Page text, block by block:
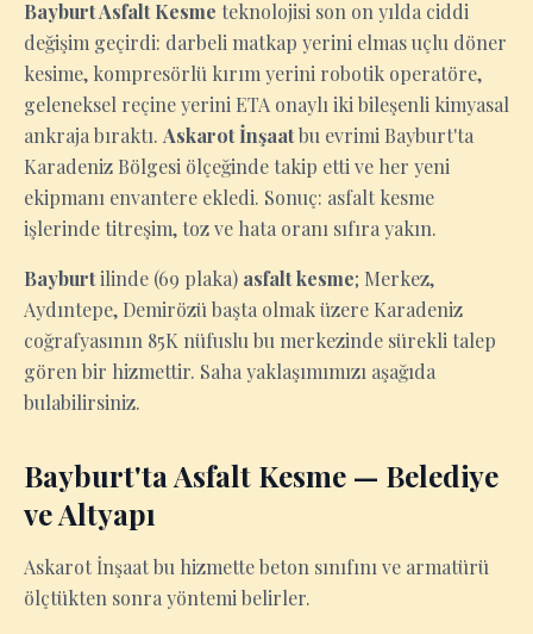
Bayburt Asfalt Kesme teknolojisi son on yılda ciddi
değişim geçirdi: darbeli matkap yerini elmas uçlu döner
kesime, kompresörlü kırım yerini robotik operatöre,
geleneksel reçine yerini ETA onaylı iki bileşenli kimyasal
ankraja bıraktı. Askarot İnşaatbu evrimi Bayburt'ta
Karadeniz Bölgesi ölçeğinde takip etti ve her yeni
ekipmanı envantere ekledi. Sonuç: asfalt kesme
işlerinde titreşim, toz ve hata oranı sıfıra yakın.
Bayburtilinde (69 plaka) asfalt kesme; Merkez,
Aydıntepe, Demirözü başta olmak üzere Karadeniz
coğrafyasının 85K nüfuslu bu merkezinde sürekli talep
gören bir hizmettir. Saha yaklaşımımızı aşağıda
bulabilirsiniz.
Bayburt'ta Asfalt Kesme — Belediye
ve Altyapı
Askarot İnşaat bu hizmette beton sınıfını ve armatürü
ölçtükten sonra yöntemi belirler.